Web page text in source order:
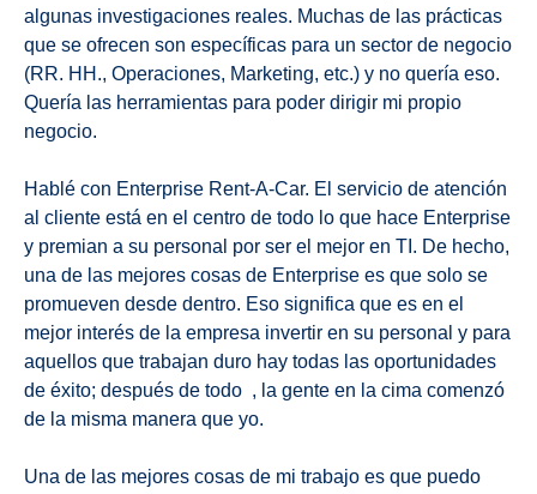
algunas investigaciones reales. Muchas de las prácticas
que se ofrecen son específicas para un sector de negocio
(RR. HH., Operaciones, Marketing, etc.) y no quería eso.
Quería las herramientas para poder dirigir mi propio
negocio.
Hablé con Enterprise Rent-A-Car. El servicio de atención
al cliente está en el centro de todo lo que hace Enterprise
y premian a su personal por ser el mejor en TI. De hecho,
una de las mejores cosas de Enterprise es que solo se
promueven desde dentro. Eso significa que es en el
mejor interés de la empresa invertir en su personal y para
aquellos que trabajan duro hay todas las oportunidades
de éxito; después de todo , la gente en la cima comenzó
de la misma manera que yo.
Una de las mejores cosas de mi trabajo es que puedo